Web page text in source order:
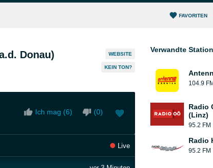
FAVORITEN
Donau) WEBSITE
KEIN TON?
Ich mag (6) (0)
Live
Verwandte
104.9 FM
Radio
(Linz)
95.2 FM
Radio
95.2 FM